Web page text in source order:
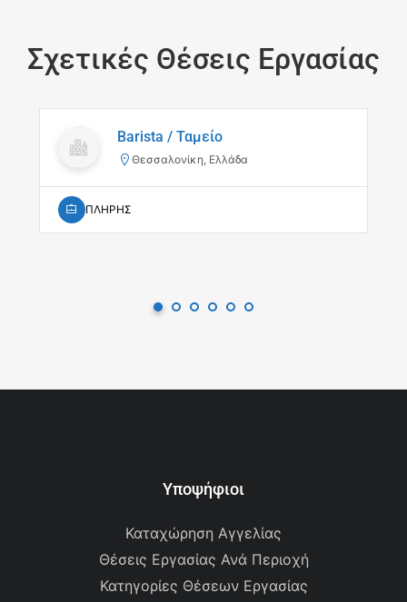
Σχετικές Θέσεις Εργασίας
Barista / Ταμείο
Θεσσαλονίκη, Ελλάδα
ΠΛΗΡΗΣ
Υποψήφιοι
Καταχώρηση Αγγελίας
Θέσεις Εργασίας Ανά Περιοχή
Κατηγορίες Θέσεων Εργασίας